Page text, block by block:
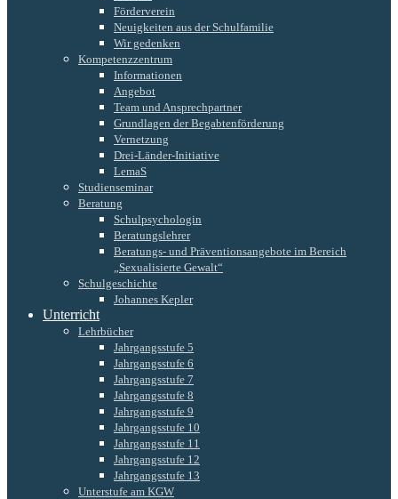
Förderverein
Neuigkeiten aus der Schulfamilie
Wir gedenken
Kompetenzzentrum
Informationen
Angebot
Team und Ansprechpartner
Grundlagen der Begabtenförderung
Vernetzung
Drei-Länder-Initiative
LemaS
Studienseminar
Beratung
Schulpsychologin
Beratungslehrer
Beratungs- und Präventionsangebote im Bereich
„Sexualisierte Gewalt“
Schulgeschichte
Johannes Kepler
Unterricht
Lehrbücher
Jahrgangsstufe 5
Jahrgangsstufe 6
Jahrgangsstufe 7
Jahrgangsstufe 8
Jahrgangsstufe 9
Jahrgangsstufe 10
Jahrgangsstufe 11
Jahrgangsstufe 12
Jahrgangsstufe 13
Unterstufe am KGW